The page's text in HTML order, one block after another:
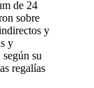
de 24
sobre
y
y
su
regalías